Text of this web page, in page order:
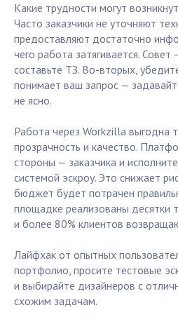
Какие трудности могут
Часто заказчики не уточняют
предоставляют достаточно
чего работа затягивается.
составьте ТЗ. Во-вторых,
понимает ваш запрос —
не ясно.
Работа через Workzilla выгодна
прозрачность и качество.
стороны — заказчика и
системой эскроу. Это снижает
бюджет будет потрачен
площадке реализованы десятки
и более 80% клиентов
Лайфхак от опытных
портфолио, просите тестовые
и выбирайте дизайнеров с
схожим задачам.